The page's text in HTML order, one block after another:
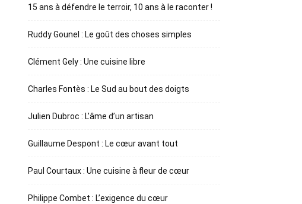
15 ans à défendre le terroir, 10 ans à le raconter !
Ruddy Gounel : Le goût des choses simples
Clément Gely : Une cuisine libre
Charles Fontès : Le Sud au bout des doigts
Julien Dubroc : L’âme d’un artisan
Guillaume Despont : Le cœur avant tout
Paul Courtaux : Une cuisine à fleur de cœur
Philippe Combet : L’exigence du cœur